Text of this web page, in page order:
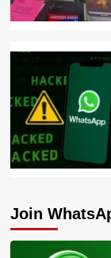
Join